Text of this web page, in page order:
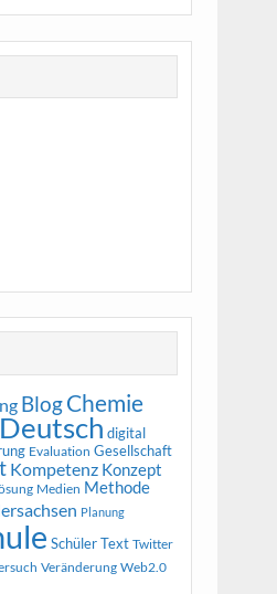
BlogChemie
Deutsch digital
Evaluation Gesellschaft
Kompetenz Konzept
Medien Methode
Planung
Schüler Text Twitter
Veränderung Web2.0